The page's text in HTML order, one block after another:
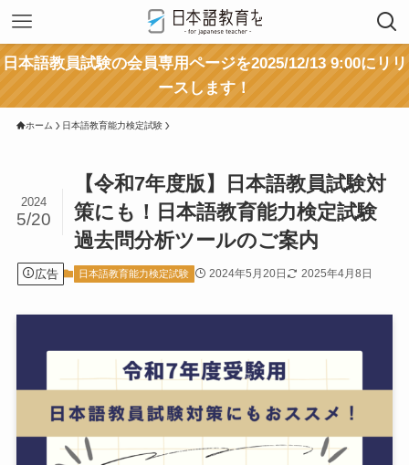
日本語教員試験の会員専用ページを2025/12/13 9:00にリリ
ースします！
ホーム 日本語教育能力検定試験
【令和7年度版】日本語教員試験対
策にも！日本語教育能力検定試験
過去問分析ツールのご案内
2024
5/20
広告 日本語教育能力検定試験 2024年5月20日 2025年4月8日